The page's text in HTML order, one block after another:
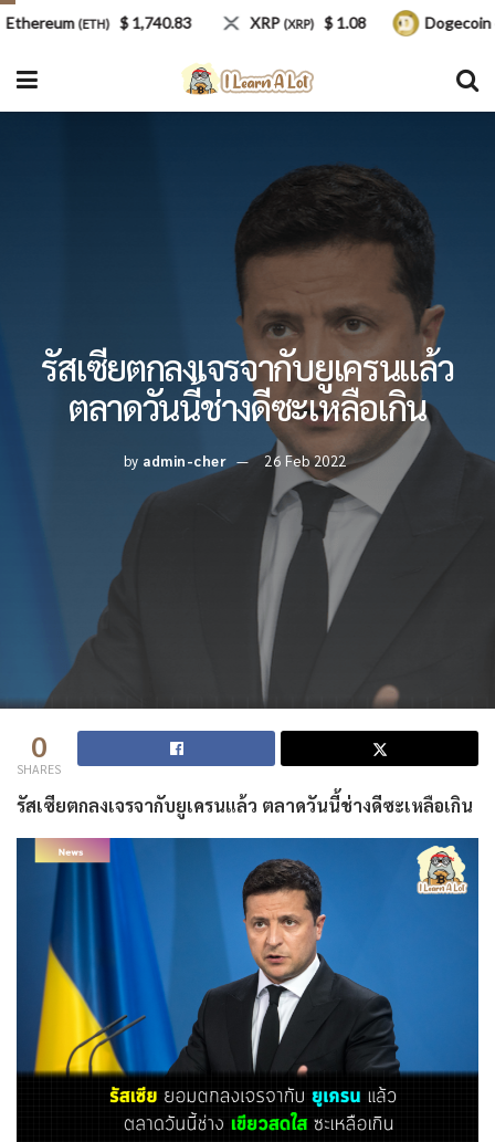
รัสเซียตกลงเจรจากับยูเครนแล้ว
ตลาดวันนี้ช่างดีซะเหลือเกิน
by admin-cher 26 Feb 2022
0
SHARES
รัสเซียตกลงเจรจากับยูเครนแล้ว ตลาดวันนี้ช่างดีซะเหลือเกิน
(ETH) $ 1,740.83 XRP (XRP) $ 1.08 Dogecoin